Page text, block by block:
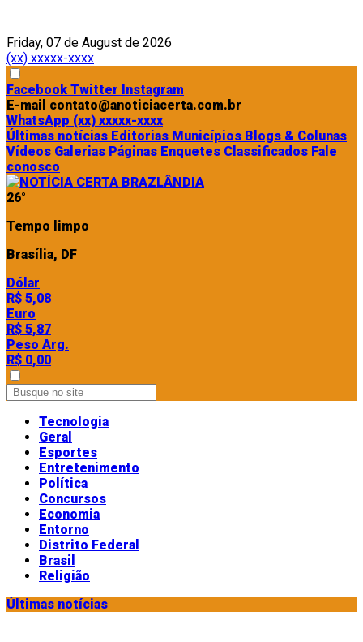
Friday, 07 de August de 2026
(xx) xxxxx-xxxx
Facebook Twitter Instagram
E-mail contato@anoticiacerta.com.br
WhatsApp (xx) xxxxx-xxxx
Últimas notícias Editorias Municípios Blogs & Colunas
Vídeos Galerias Páginas Enquetes Classificados Fale
conosco
26°
Tempo limpo
Brasília, DF
Dólar
R$ 5,08
Euro
R$ 5,87
Peso Arg.
R$ 0,00
Tecnologia
Geral
Esportes
Entretenimento
Política
Concursos
Economia
Entorno
Distrito Federal
Brasil
Religião
Últimas notícias